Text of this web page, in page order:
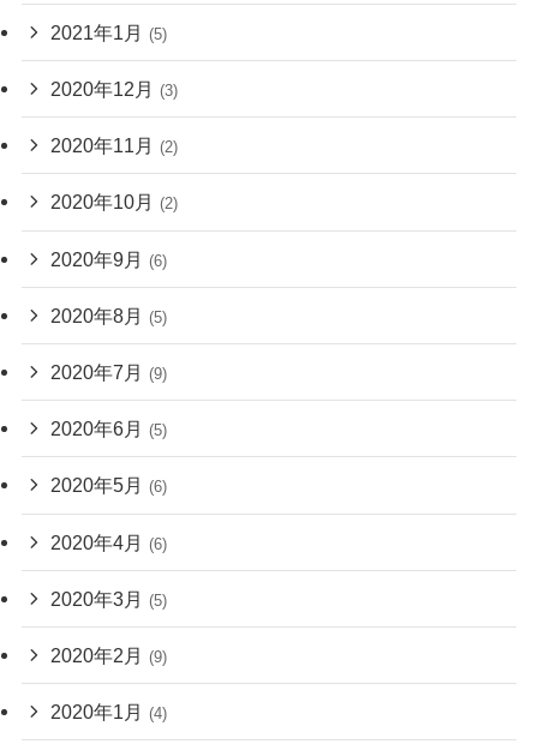
2021年1月 (5)
2020年12月 (3)
2020年11月 (2)
2020年10月 (2)
2020年9月 (6)
2020年8月 (5)
2020年7月 (9)
2020年6月 (5)
2020年5月 (6)
2020年4月 (6)
2020年3月 (5)
2020年2月 (9)
2020年1月 (4)